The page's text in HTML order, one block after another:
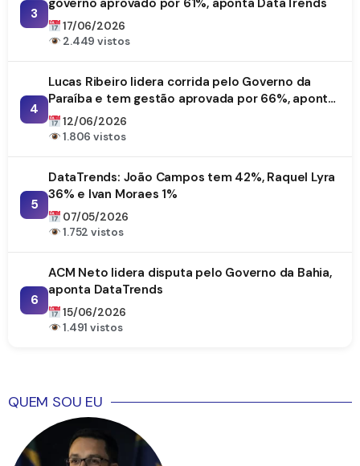
3
governo aprovado por 61%, aponta DataTrends
17/06/2026
2.449 vistos
4
Lucas Ribeiro lidera corrida pelo Governo da
Paraíba e tem gestão aprovada por 66%, aponta
DataTrends
12/06/2026
1.806 vistos
5
DataTrends: João Campos tem 42%, Raquel Lyra
36% e Ivan Moraes 1%
07/05/2026
1.752 vistos
6
ACM Neto lidera disputa pelo Governo da Bahia,
aponta DataTrends
15/06/2026
1.491 vistos
QUEM SOU EU